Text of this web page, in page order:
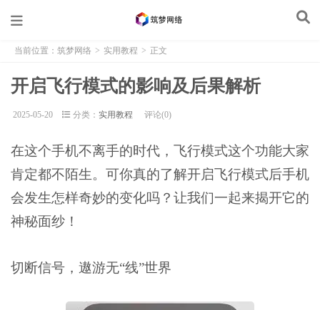
当前位置： 筑梦网络 > 实用教程 > 正文
开启飞行模式的影响及后果解析
2025-05-20 分类： 实用教程 评论(0)
在这个手机不离手的时代，飞行模式这个功能大家
肯定都不陌生。可你真的了解开启飞行模式后手机
会发生怎样奇妙的变化吗？让我们一起来揭开它的
神秘面纱！
切断信号，遨游无“线”世界